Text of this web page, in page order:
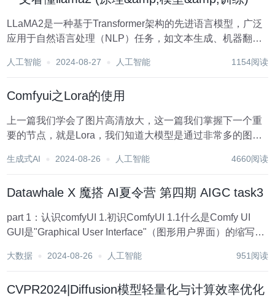
LLaMA2是一种基于Transformer架构的先进语言模型，广泛
应用于自然语言处理（NLP）任务，如文本生成、机器翻译
法三个方面进行详细探讨。 一、核心原理 LLaMA2的核心原
人工智能 2024-08-27 人工智能 1154阅读
Comfyui之Lora的使用
上一篇我们学会了图片高清放大，这一篇我们掌握下一个重
要的节点，就是Lora，我们知道大模型是通过非常多的图片
来的，LORA节点是为了补充大模型的，也可以说Lora就是
生成式AI 2024-08-26 人工智能 4660阅读
Datawhale X 魔搭 AI夏令营 第四期 AIGC task3
part 1：认识comfyUI 1.初识ComfyUI 1.1什么是Comfy UI
GUI是"Graphical User Interface"（图形用户界面）的缩写。
钮和菜单的交互方式。...
大数据 2024-08-26 人工智能 951阅读
CVPR2024|Diffusion模型轻量化与计算效率优化